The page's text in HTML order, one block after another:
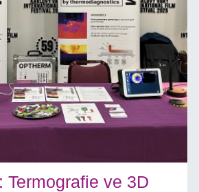
Termografie ve 3D